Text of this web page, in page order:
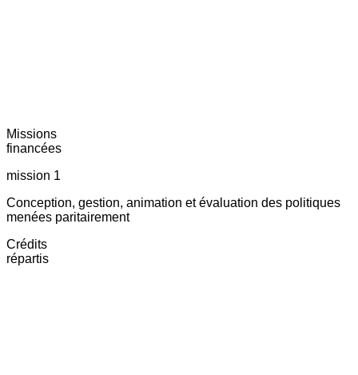
Missions
financées
mission 1
Conception, gestion, animation et évaluation des politiques
menées paritairement
Crédits
répartis